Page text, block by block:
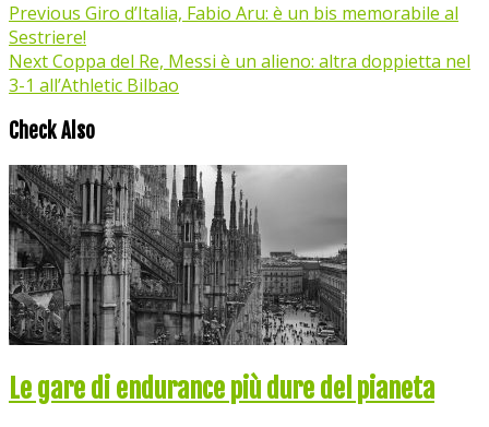
Previous Giro d’Italia, Fabio Aru: è un bis memorabile al
Sestriere!
NextCoppa del Re, Messi è un alieno: altra doppietta nel
3-1 all’Athletic Bilbao
Check Also
Le gare di endurance più dure del pianeta